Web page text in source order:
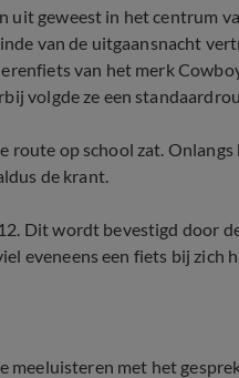
uit geweest in het centrum
van de uitgaansnacht
van het merk
volgde ze een
route op school zat.
de krant.
Dit wordt bevestigd door
eveneens een fiets bij zich
meeluisteren met het